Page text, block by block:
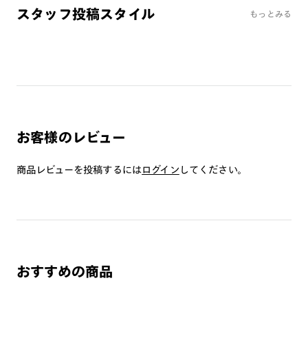
スタッフ投稿スタイル もっとみる
お客様のレビュー
商品レビューを投稿するには ログイン してください。
おすすめの商品